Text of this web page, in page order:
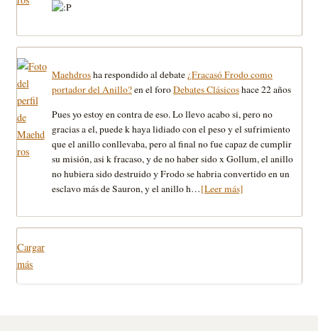
Maehdrosha respondido al debate¿Fracasó Frodo como
portador del Anillo?en el foroDebates Clásicoshace 22 años
Pues yo estoy en contra de eso. Lo llevo acabo si, pero no
gracias a el, puede k haya lidiado con el peso y el sufrimiento
que el anillo conllevaba, pero al final no fue capaz de cumplir
su misión, asi k fracaso, y de no haber sido x Gollum, el anillo
no hubiera sido destruido y Frodo se habria convertido en un
esclavo más de Sauron, y el anillo h…[Leer más]
Cargar
más